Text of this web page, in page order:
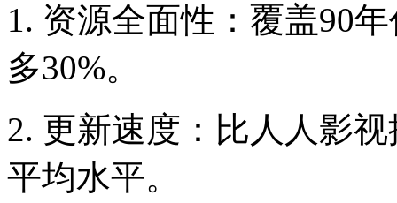
1. 资源全面性：覆盖90
多30%。
2. 更新速度：比人人影
平均水平。